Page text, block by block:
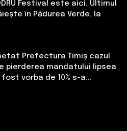
Festival este aici. Ultimul
în Pădurea Verde, la
Prefectura Timiș cazul
pierderea mandatului lipsea
vorba de 10% s-a...